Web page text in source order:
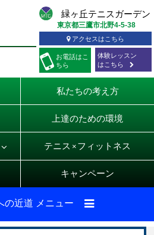
お電話はこ
ちら
東京都三鷹市北野4-5-38
アクセスはこちら
体験レッスン
はこちら
私たちの考え方
上達のための環境
テニス × フィットネス
キャンペーン
の近道 メニュー